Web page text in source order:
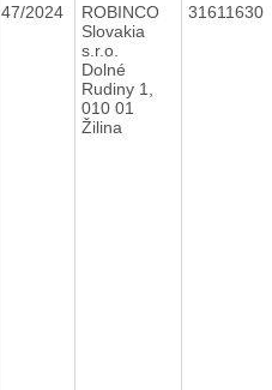
47/2024
ROBINCO
Slovakia
s.r.o.
Dolné
Rudiny 1,
010 01
Žilina
31611630